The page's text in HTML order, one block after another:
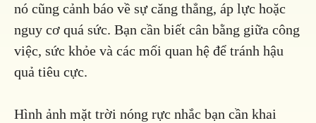
nó cũng cảnh báo về sự căng thẳng, áp lực hoặc
nguy cơ quá sức. Bạn cần biết cân bằng giữa công
việc, sức khỏe và các mối quan hệ để tránh hậu
quả tiêu cực.
Hình ảnh mặt trời nóng rực nhắc bạn cần khai